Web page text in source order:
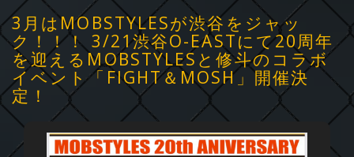
3月はMOBSTYLESが渋谷をジャッ
ク！！！ 3/21渋谷O-EASTにて20周年
を迎えるMOBSTYLESと修斗のコラボ
イベント「FIGHT＆MOSH」開催決
定！